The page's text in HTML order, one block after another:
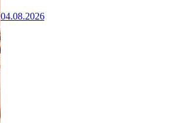
04.08.2026